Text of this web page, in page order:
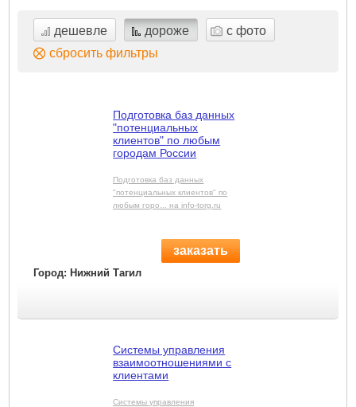
дешевле дороже
с фото
сбросить фильтры
Город: Нижний Тагил
заказать
Подготовка баз данных
"потенциальных
клиентов" по любым
городам России
Подготовка баз данных
"потенциальных клиентов" по
любым горо... на info-torg.ru
Системы управления
взаимоотношениями с
клиентами
Системы управления